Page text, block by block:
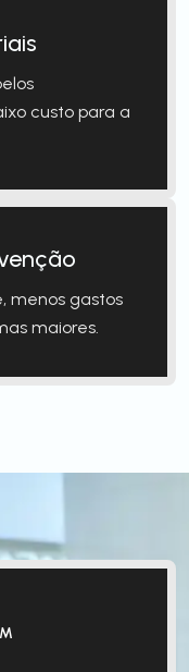
custo para a
menos gastos
maiores.